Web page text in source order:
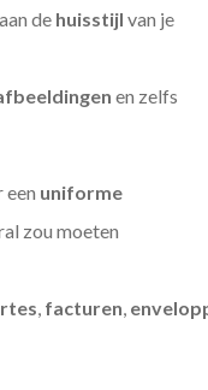
de huisstijl van je
en zelfs
een uniforme
zou moeten
, facturen,